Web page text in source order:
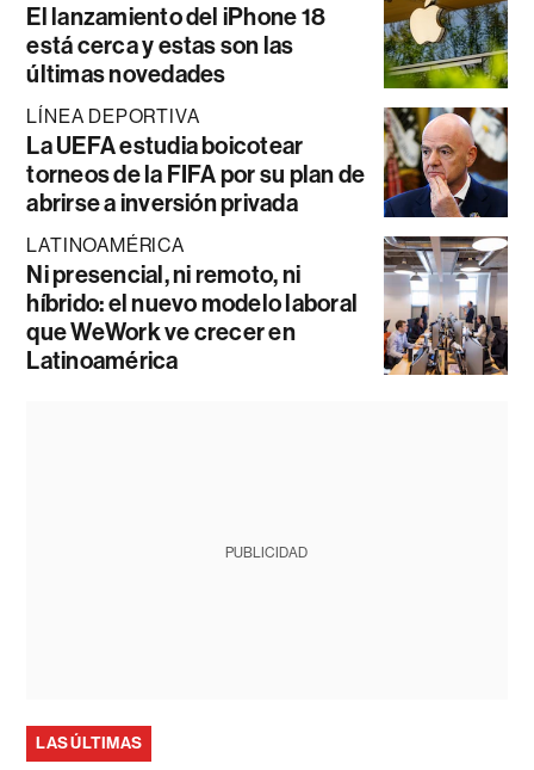
El lanzamiento del iPhone 18
está cerca y estas son las
últimas novedades
LÍNEA DEPORTIVA
La UEFA estudia boicotear
torneos de la FIFA por su plan de
abrirse a inversión privada
LATINOAMÉRICA
Ni presencial, ni remoto, ni
híbrido: el nuevo modelo laboral
que WeWork ve crecer en
Latinoamérica
PUBLICIDAD
LAS ÚLTIMAS